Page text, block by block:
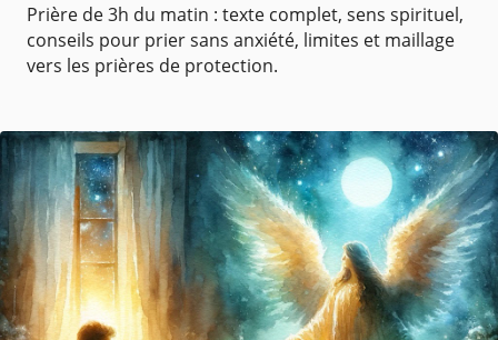
Prière de 3h du matin : texte complet, sens spirituel,
conseils pour prier sans anxiété, limites et maillage
vers les prières de protection.